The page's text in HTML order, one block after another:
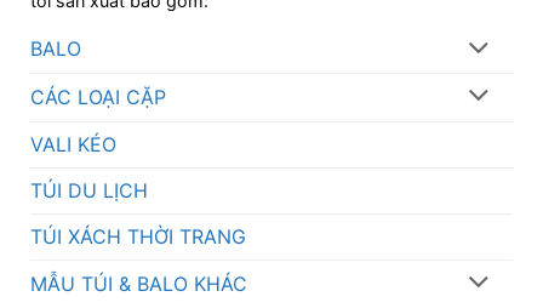
BALO
CÁC LOẠI CẶP
VALI KÉO
TÚI DU LỊCH
TÚI XÁCH THỜI TRANG
MẪU TÚI & BALO KHÁC